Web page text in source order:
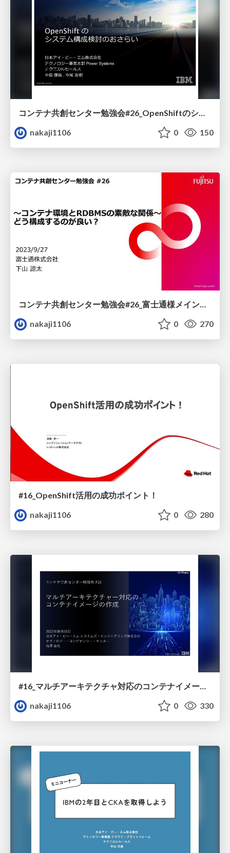
コンテナ共創センター勉強会#26_OpenShiftのシステム構成検討のおさらい
nakaji1106
0 150
nakaji1106
0 270
#16_OpenShift活用の成功ポイント！
nakaji1106
0 280
#16_マルチアーキテクチャ対応のコンテナイメージの作成
nakaji1106
0 330